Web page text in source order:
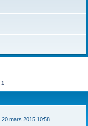
1
20 mars 2015 10:58